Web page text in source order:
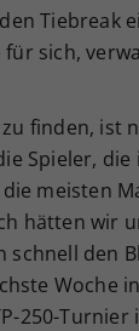
Tiebreak
sich,
finden, ist
Spieler,
meisten
hätten wir
den
Woche
250-Turnier